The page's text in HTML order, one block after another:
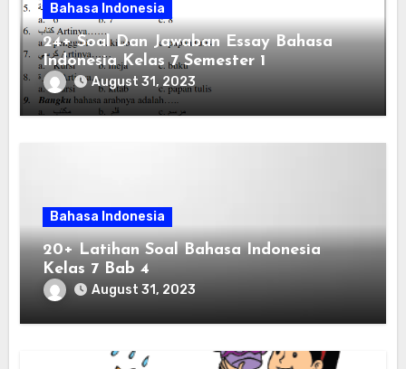
Bahasa Indonesia
24+ Soal Dan Jawaban Essay Bahasa
Indonesia Kelas 7 Semester 1
August 31, 2023
Bahasa Indonesia
20+ Latihan Soal Bahasa Indonesia
Kelas 7 Bab 4
August 31, 2023